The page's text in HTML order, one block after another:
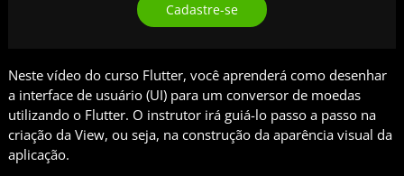
Cadastre-se
Neste vídeo do curso Flutter, você aprenderá como desenhar
a interface de usuário (UI) para um conversor de moedas
utilizando o Flutter. O instrutor irá guiá-lo passo a passo na
criação da View, ou seja, na construção da aparência visual da
aplicação.